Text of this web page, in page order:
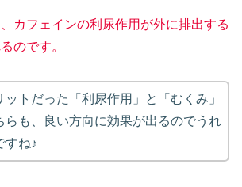
カフェインの利尿作用が外に排出する
のです。
ットだった「利尿作用」と「むくみ」
らも、良い方向に効果が出るのでうれ
すね♪